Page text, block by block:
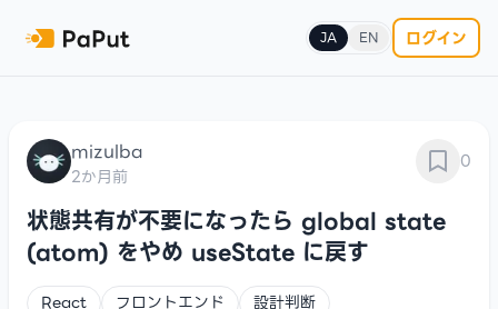
JA EN ログイン
mizulba
2か月前
0
状態共有が不要になったら global state
(atom) をやめ useState に戻す
React フロントエンド 設計判断